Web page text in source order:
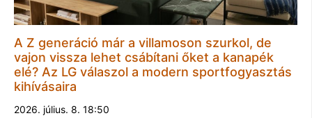
A Z generáció már a villamoson szurkol, de
vajon vissza lehet csábítani őket a kanapék
elé? Az LG válaszol a modern sportfogyasztás
kihívásaira
2026. július. 8. 18:50